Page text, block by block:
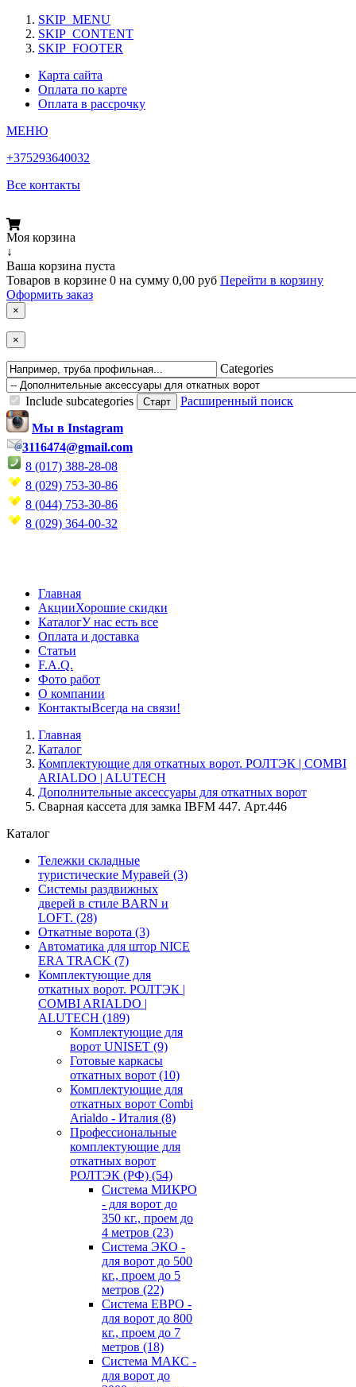
SKIP_MENU
SKIP_CONTENT
SKIP_FOOTER
Карта сайта
Оплата по карте
Оплата в рассрочку
МЕНЮ
+375293640032
Все контакты
Моя корзина
↓
Ваша корзина пуста
Товаров в корзине 0 на сумму 0,00 руб Перейти в корзину
Оформить заказ
×
×
Categories
Include subcategories
Расширенный поиск
Мы в Instagram
3116474@gmail.com
8 (017) 388-28-08
8 (029) 753-30-86
8 (044) 753-30-86
8 (029) 364-00-32
Главная
АкцииХорошие скидки
КаталогУ нас есть все
Оплата и доставка
Статьи
F.A.Q.
Фото работ
О компании
КонтактыВсегда на связи!
Главная
Каталог
Комплектующие для откатных ворот. РОЛТЭК | COMBI
ARIALDO | ALUTECH
Дополнительные аксессуары для откатных ворот
Сварная кассета для замка IBFM 447. Арт.446
Каталог
Тележки складные
туристические Муравей (3)
Системы раздвижных
дверей в стиле BARN и
LOFT. (28)
Откатные ворота (3)
Автоматика для штор NICE
ERA TRACK (7)
Комплектующие для
откатных ворот. РОЛТЭК |
COMBI ARIALDO |
ALUTECH (189)
Комплектующие для
ворот UNISET (9)
Готовые каркасы
откатных ворот (10)
Комплектующие для
откатных ворот Combi
Arialdo - Италия (8)
Профессиональные
комплектующие для
откатных ворот
РОЛТЭК (РФ) (54)
Система МИКРО
- для ворот до
350 кг., проем до
4 метров (23)
Система ЭКО -
для ворот до 500
кг., проем до 5
метров (22)
Система ЕВРО -
для ворот до 800
кг., проем до 7
метров (18)
Система МАКС -
для ворот до